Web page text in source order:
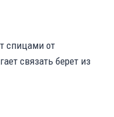
спицами от
связать берет из